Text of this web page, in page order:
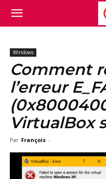
Windows
Comment
l’erreur
VirtualBox
Par François -